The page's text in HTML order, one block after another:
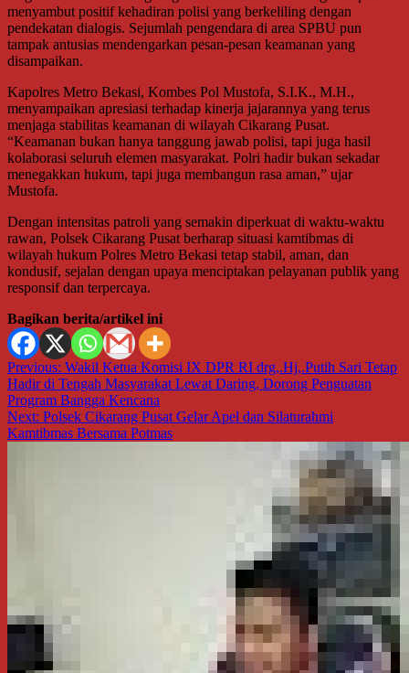
menyambut positif kehadiran polisi yang berkeliling dengan
pendekatan dialogis. Sejumlah pengendara di area SPBU pun
tampak antusias mendengarkan pesan-pesan keamanan yang
disampaikan.
Kapolres Metro Bekasi, Kombes Pol Mustofa, S.I.K., M.H.,
menyampaikan apresiasi terhadap kinerja jajarannya yang terus
menjaga stabilitas keamanan di wilayah Cikarang Pusat.
“Keamanan bukan hanya tanggung jawab polisi, tapi juga hasil
kolaborasi seluruh elemen masyarakat. Polri hadir bukan sekadar
menegakkan hukum, tapi juga membangun rasa aman,” ujar
Mustofa.
Dengan intensitas patroli yang semakin diperkuat di waktu-waktu
rawan, Polsek Cikarang Pusat berharap situasi kamtibmas di
wilayah hukum Polres Metro Bekasi tetap stabil, aman, dan
kondusif, sejalan dengan upaya menciptakan pelayanan publik yang
responsif dan terpercaya.
Bagikan berita/artikel ini
Navigasi
pos
Previous: Wakil Ketua Komisi IX DPR RI drg,.Hj,.Putih Sari Tetap
Hadir di Tengah Masyarakat Lewat Daring, Dorong Penguatan
Program Bangga Kencana
Next: Polsek Cikarang Pusat Gelar Apel dan Silaturahmi
Kamtibmas Bersama Potmas